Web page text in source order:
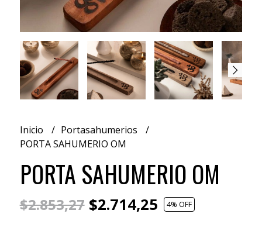
Inicio
Portasahumerios
PORTA SAHUMERIO OM
PORTA SAHUMERIO OM
$2.853,27$2.714,25 4% OFF